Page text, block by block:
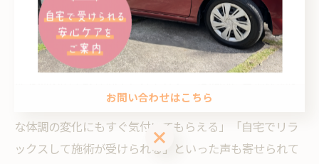
す。特に鹿児島県南さつま市では、交通手段が限られて
いるため自宅でのケアが非常に重宝されています。
専門資格を持つ施術者による訪問マッサージは、血行促
チェックできる安心感も魅力です。利用者からは「些細
な体調の変化にもすぐ気付いてもらえる」「自宅でリラ
ックスして施術が受けられる」といった声も寄せられて
お問い合わせはこちら
お問い合わせはこちら